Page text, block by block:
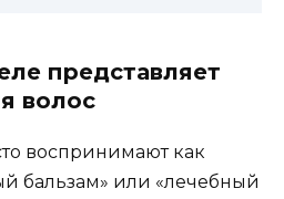
представляет
волос
воспринимают как
бальзам» или «лечебный